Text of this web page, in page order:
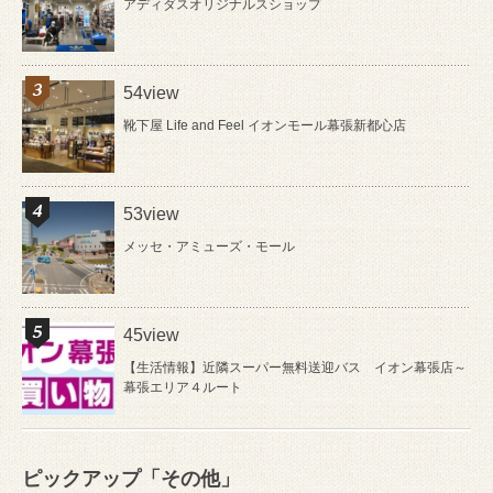
アディダスオリジナルスショップ
54view
靴下屋 Life and Feel イオンモール幕張新都心店
53view
メッセ・アミューズ・モール
45view
【生活情報】近隣スーパー無料送迎バス イオン幕張店～
幕張エリア４ルート
ピックアップ「その他」